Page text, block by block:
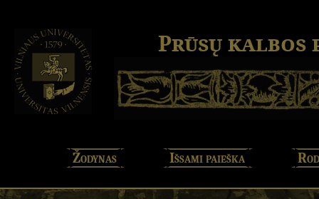
Prūsų kalbos
Žodynas Išsami paieška